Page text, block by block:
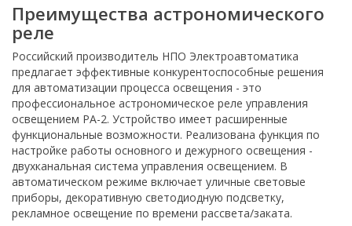
Преимущества астрономического
реле
Российский производитель НПО Электроавтоматика
предлагает эффективные конкурентоспособные решения
для автоматизации процесса освещения - это
профессиональное астрономическое реле управления
освещением РА-2. Устройство имеет расширенные
функциональные возможности. Реализована функция по
настройке работы основного и дежурного освещения -
двухканальная система управления освещением. В
автоматическом режиме включает уличные световые
приборы, декоративную светодиодную подсветку,
рекламное освещение по времени рассвета/заката.